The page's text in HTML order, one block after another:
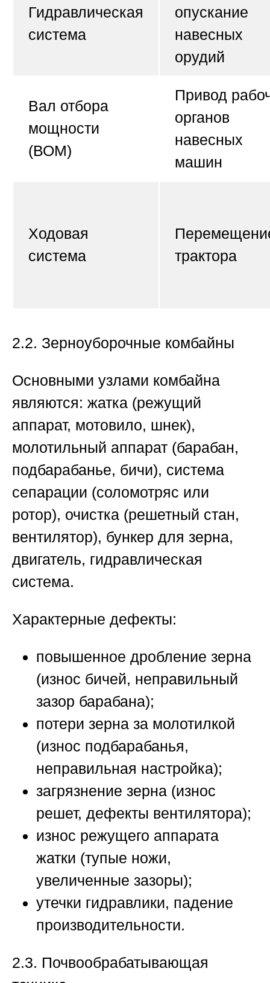
Гидравлическая
система
опускание
навесных
орудий
Вал отбора
мощности
(ВОМ)
Привод
органов
навесных
машин
Ходовая
система
трактора
2.2. Зерноуборочные комбайны
Основными узлами комбайна
являются: жатка (режущий
аппарат, мотовило, шнек),
молотильный аппарат (барабан,
подбарабанье, бичи), система
сепарации (соломотряс или
ротор), очистка (решетный стан,
вентилятор), бункер для зерна,
двигатель, гидравлическая
система.
Характерные дефекты:
повышенное дробление зерна
(износ бичей, неправильный
зазор барабана);
потери зерна за молотилкой
(износ подбарабанья,
неправильная настройка);
загрязнение зерна (износ
решет, дефекты вентилятора);
износ режущего аппарата
жатки (тупые ножи,
увеличенные зазоры);
утечки гидравлики, падение
производительности.
2.3. Почвообрабатывающая